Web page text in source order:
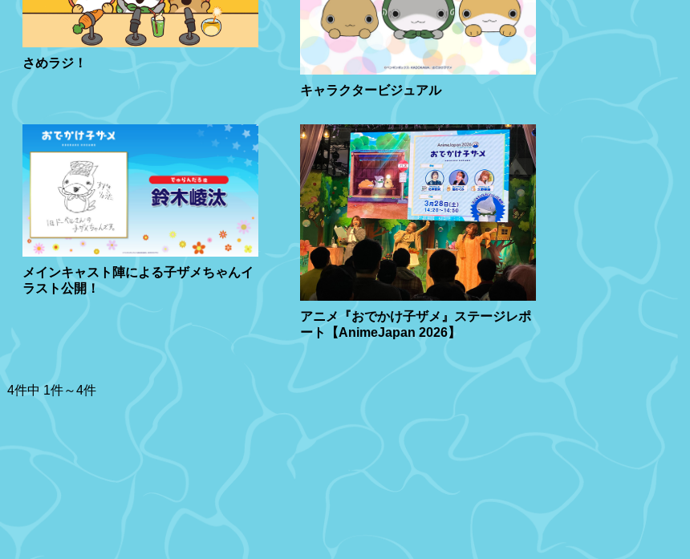
さめラジ！
キャラクタービジュアル
メインキャスト陣による子ザメちゃんイ
ラスト公開！
アニメ『おでかけ子ザメ』ステージレポ
ート【AnimeJapan 2026】
4件中 1件～4件